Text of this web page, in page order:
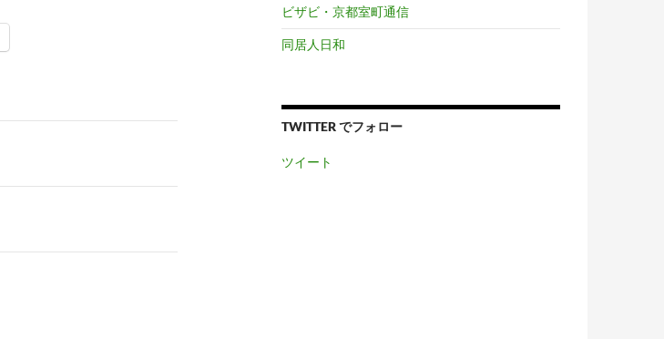
ビザビ・京都室町通信
同居人日和
TWITTER でフォロー
ツイート